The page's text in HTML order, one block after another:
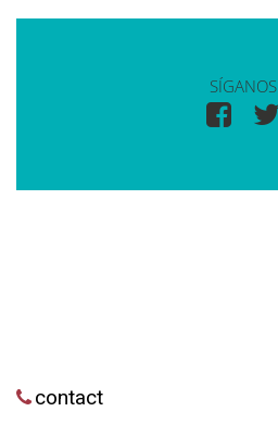
SÍGANOS
contact